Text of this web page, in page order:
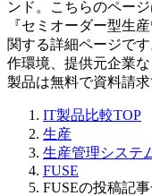
ンド。こちらのページ
『セミオーダー型生
関する詳細ページで
作環境、提供元企業
製品は無料で資料請求
IT製品比較TOP
生産
生産管理システ
FUSE
FUSEの投稿記